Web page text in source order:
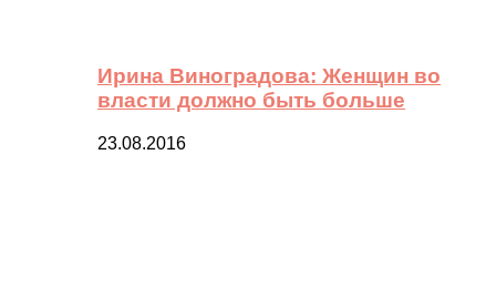
Ирина Виноградова: Женщин во
власти должно быть больше
23.08.2016